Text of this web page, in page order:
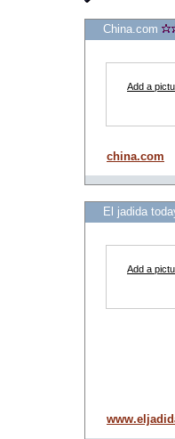
China.com
Add a
china.com
El jadida
Add a